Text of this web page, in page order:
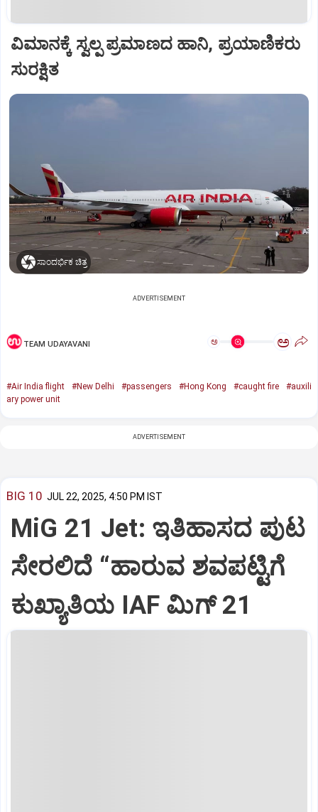
ವಿಮಾನಕ್ಕೆ ಸ್ವಲ್ಪ ಪ್ರಮಾಣದ ಹಾನಿ, ಪ್ರಯಾಣಿಕರು
ಸುರಕ್ಷಿತ
ಸಾಂದರ್ಭಿಕ ಚಿತ್ರ
ADVERTISEMENT
TEAM UDAYAVANI ಅ ಅ
#Air India flight #New Delhi #passengers #Hong Kong #caught fire
#auxili
ary power unit
ADVERTISEMENT
BIG 10 JUL 22, 2025, 4:50 PM IST
MiG 21 Jet: ಇತಿಹಾಸದ ಪುಟ
ಸೇರಲಿದೆ “ಹಾರುವ ಶವಪಟ್ಟಿಗೆ
ಕುಖ್ಯಾತಿಯ IAF ಮಿಗ್‌ 21